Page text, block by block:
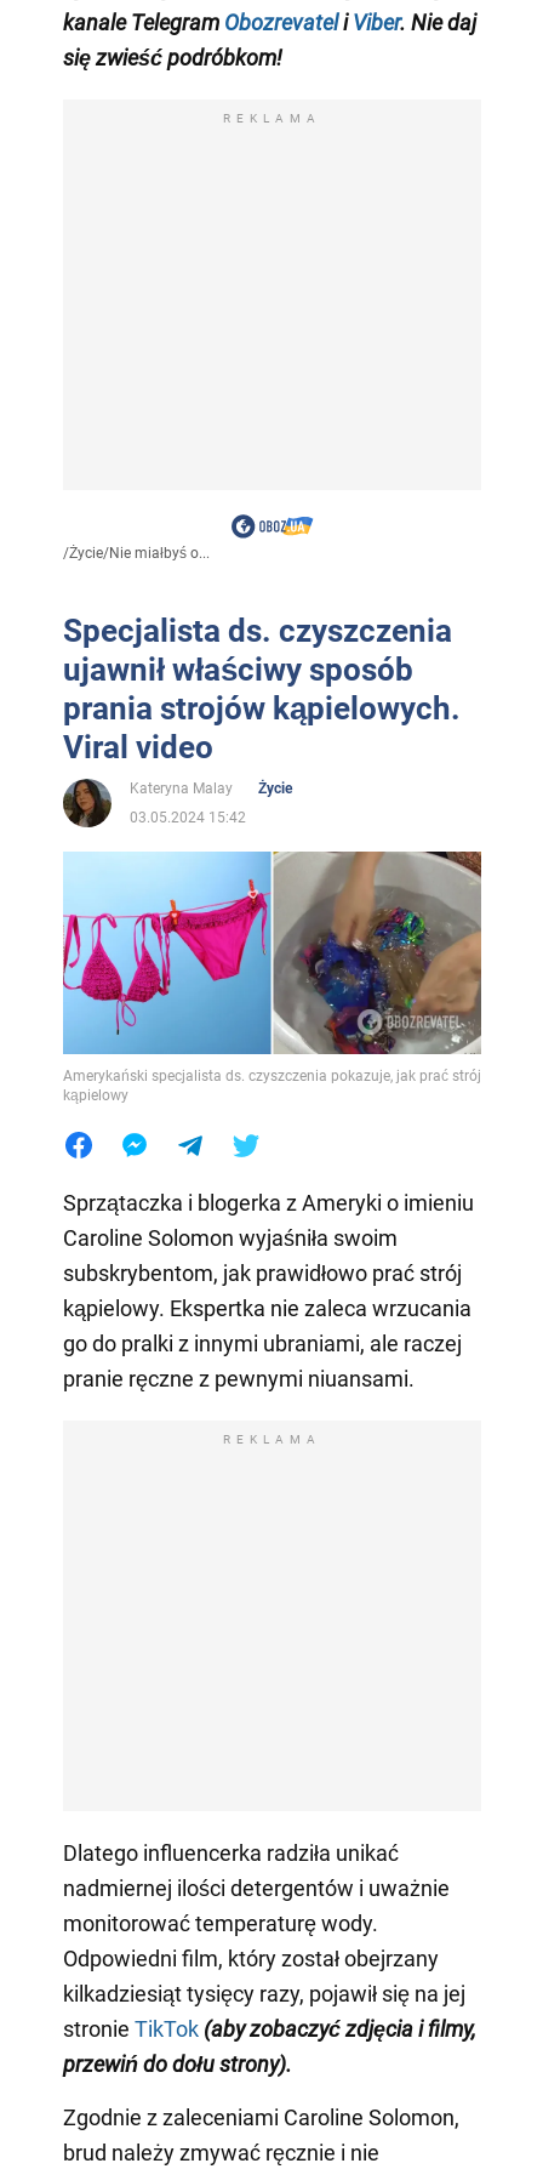
kanale Telegram ObozrevateliViber. Nie daj
się zwieść podróbkom!
REKLAMA
/Życie/Nie miałbyś o...
Specjalista ds. czyszczenia
ujawnił właściwy sposób
prania strojów kąpielowych.
Viral video
Kateryna Malay
Życie
03.05.2024 15:42
Amerykański specjalista ds. czyszczenia pokazuje, jak prać strój
kąpielowy
Sprzątaczka i blogerka z Ameryki o imieniu
Caroline Solomon wyjaśniła swoim
subskrybentom, jak prawidłowo prać strój
kąpielowy. Ekspertka nie zaleca wrzucania
go do pralki z innymi ubraniami, ale raczej
pranie ręczne z pewnymi niuansami.
REKLAMA
Dlatego influencerka radziła unikać
nadmiernej ilości detergentów i uważnie
monitorować temperaturę wody.
Odpowiedni film, który został obejrzany
kilkadziesiąt tysięcy razy, pojawił się na jej
stronie TikTok (aby zobaczyć zdjęcia i filmy,
przewiń do dołu strony).
Zgodnie z zaleceniami Caroline Solomon,
brud należy zmywać ręcznie i nie